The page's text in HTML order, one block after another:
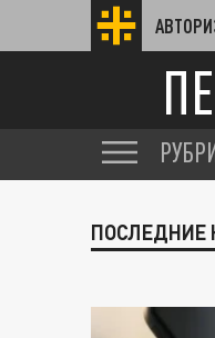
ПОСЛЕДНИЕ